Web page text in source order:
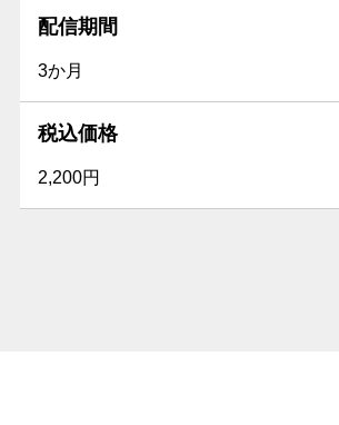
配信期間
3か月
税込価格
2,200円